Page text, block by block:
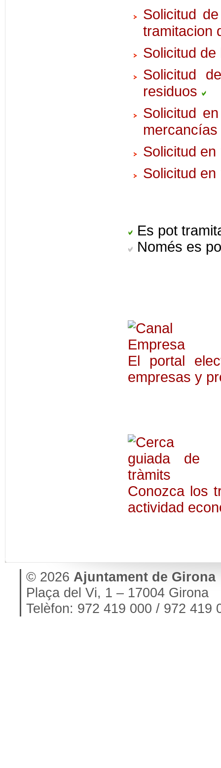
Solicitud
tramitacion
Solicitud
Solicitud
residuos
Solicitud
Solicitud
Solicitud
Es pot
Només es
El portal
empresas y
Conozca los
actividad
© 2026 Ajuntament de Girona
Plaça del Vi, 1 – 17004 Girona
Telèfon: 972 419 000 / 972 419